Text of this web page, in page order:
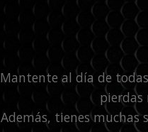
Mantente al día de
pierdas
Además, tienes muchas